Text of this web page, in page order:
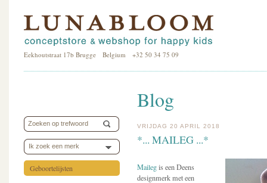
Eekhoutstraat 17b Brugge Belgium +32 50 34 75 09
Ik zoek een merk
Geboortelijsten
Blog
VRIJDAG 20 APRIL 2018
*... MAILEG ...*
Mailegis een Deens
designmerk met een